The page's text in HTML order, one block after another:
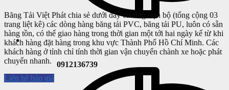
0912136739
Băng Tải Việt Phát chia sẻ dưới đây catalog trọn bộ (tổng cộng 03
trang liệt kê) các dòng hàng băng tải PVC, băng tải PU, luôn có sẵn
hàng tồn, có thể giao hàng trong thời gian một tới hai ngày kể từ khi
khách hàng đặt hàng trong khu vực Thành Phố Hồ Chí Minh. Các
khách hàng ở tỉnh chỉ tính thời gian vận chuyển chành xe hoặc phát
chuyển nhanh.
Liên hệ báo giá